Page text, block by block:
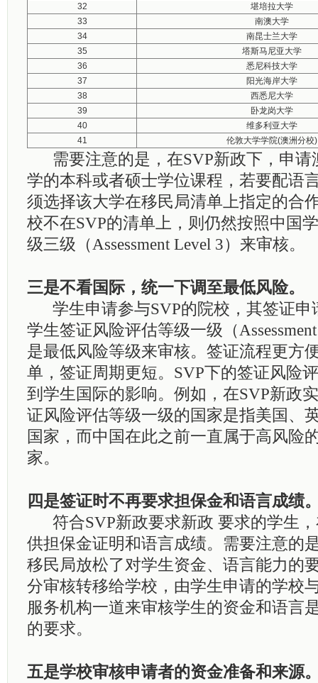
32
堪培拉大学
33
南澳大学
34
南昆士兰大学
35
塔斯马尼亚大学
36
悉尼科技大学
37
阳光海岸大学
38
西悉尼大学
39
卧龙岗大学
40
维多利亚大学
41
伦敦大学学院(澳洲分校)
需要注意的是，在SVP新政下，申请
学的本科或者硕士学位课程，若要配语
须选择该大学在移民局清单上指定的合
校不在SVP的清单上，则仍然按照中国
级三级（Assessment Level 3）来审核。
三是不看国际，统一下调至最低风险。
学生申请参与SVP的院校，其签证
学生签证风险评估等级一级（
是最低风险等级来审核。签证流程更方
单，签证周期更短。 SVP下的签证风险
到学生国际的影响。例如，在SVP新政
证风险评估等级一级的国家是指美国、
国家，而中国在此之前一直属于高风险
家。
四是签证时不再要求担保金和语言成绩
符合SVP新政要求新政 要求的学生
供担保金证明和语言成绩。需要注意的
移民局放松了对学生资金、语言能力的
分审核转移给学校，由学生申请的学校
服务机构一道来审核学生的资金和语言
的要求。
五是学校审核申请者的资金准备和来源